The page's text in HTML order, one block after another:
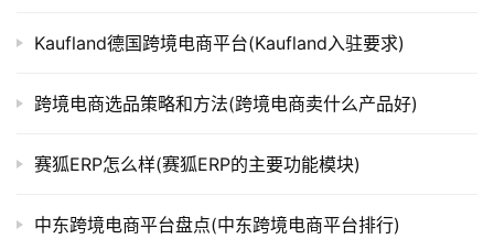
Kaufland德国跨境电商平台(Kaufland入驻要求)
跨境电商选品策略和方法(跨境电商卖什么产品好)
赛狐ERP怎么样(赛狐ERP的主要功能模块)
中东跨境电商平台盘点(中东跨境电商平台排行)